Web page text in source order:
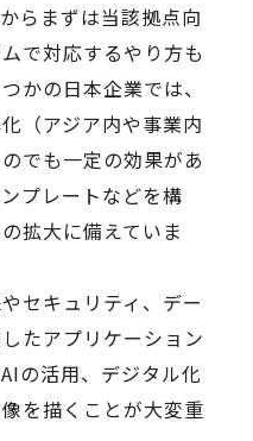
らまずは当該拠点向
で対応するやり方も
かの日本企業では、
（アジア内や事業内
でも一定の効果があ
プレートなどを構
拡大に備えていま
セキュリティ、デー
たアプリケーション
の活用、デジタル化
を描くことが大変重